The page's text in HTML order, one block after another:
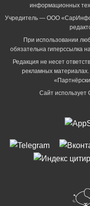
информационных
Учредитель — ООО
При использовании
обязательна гиперссылка на
Редакция не несет
рекламных
Сайт использует